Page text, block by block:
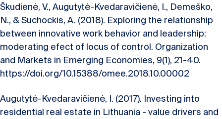
Škudienė, V., Augutytė-Kvedaravičienė, I., Demeško,
N., & Suchockis, A. (2018). Exploring the relationship
between innovative work behavior and leadership:
moderating efect of locus of control. Organization
and Markets in Emerging Economies, 9(1), 21-40.
https://doi.org/10.15388/omee.2018.10.00002
Augutytė-Kvedaravičienė, I. (2017). Investing into
residential real estate in Lithuania - value drivers and